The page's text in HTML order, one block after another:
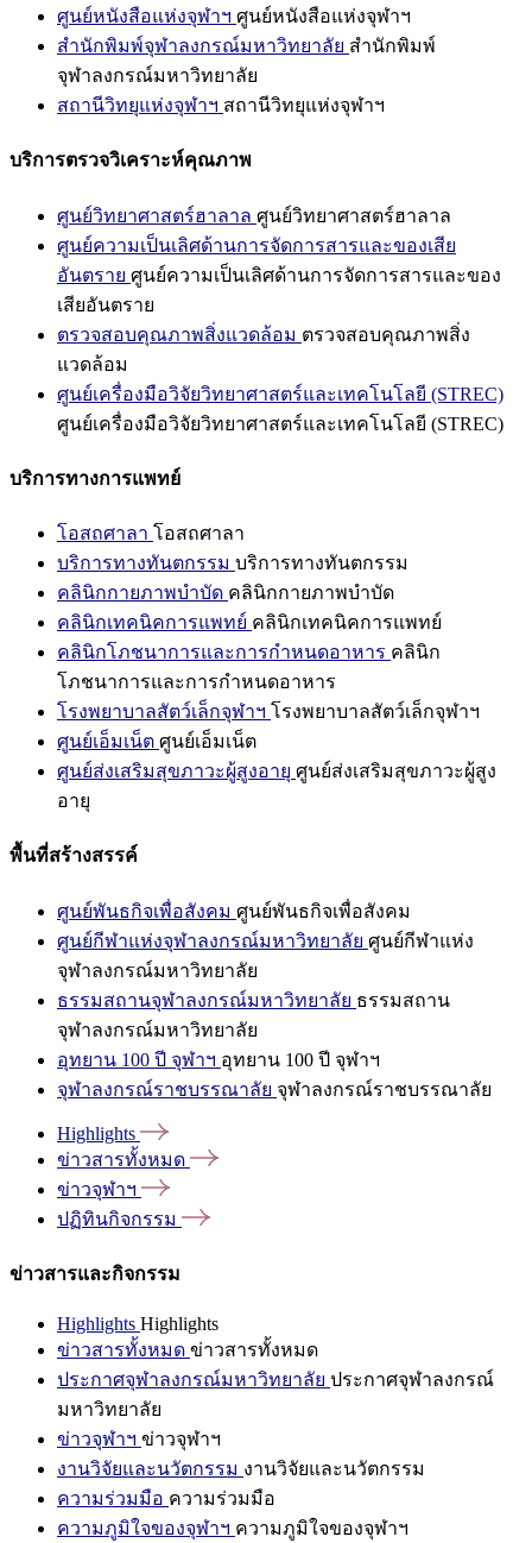
ศูนย์หนังสือแห่งจุฬาฯ ศูนย์หนังสือแห่งจุฬาฯ
สำนักพิมพ์จุฬาลงกรณ์มหาวิทยาลัย สำนักพิมพ์
จุฬาลงกรณ์มหาวิทยาลัย
สถานีวิทยุแห่งจุฬาฯ สถานีวิทยุแห่งจุฬาฯ
บริการตรวจวิเคราะห์คุณภาพ
ศูนย์วิทยาศาสตร์ฮาลาล ศูนย์วิทยาศาสตร์ฮาลาล
ศูนย์ความเป็นเลิศด้านการจัดการสารและของเสีย
อันตราย ศูนย์ความเป็นเลิศด้านการจัดการสารและของ
เสียอันตราย
ตรวจสอบคุณภาพสิ่งแวดล้อม ตรวจสอบคุณภาพสิ่ง
แวดล้อม
ศูนย์เครื่องมือวิจัยวิทยาศาสตร์และเทคโนโลยี (STREC)
ศูนย์เครื่องมือวิจัยวิทยาศาสตร์และเทคโนโลยี (STREC)
บริการทางการแพทย์
โอสถศาลา โอสถศาลา
บริการทางทันตกรรม บริการทางทันตกรรม
คลินิกกายภาพบำบัด คลินิกกายภาพบำบัด
คลินิกเทคนิคการแพทย์ คลินิกเทคนิคการแพทย์
คลินิกโภชนาการและการกำหนดอาหาร คลินิก
โภชนาการและการกำหนดอาหาร
โรงพยาบาลสัตว์เล็กจุฬาฯ โรงพยาบาลสัตว์เล็กจุฬาฯ
ศูนย์เอ็มเน็ต ศูนย์เอ็มเน็ต
ศูนย์ส่งเสริมสุขภาวะผู้สูงอายุ ศูนย์ส่งเสริมสุขภาวะผู้สูง
อายุ
พื้นที่สร้างสรรค์
ศูนย์พันธกิจเพื่อสังคม ศูนย์พันธกิจเพื่อสังคม
ศูนย์กีฬาแห่งจุฬาลงกรณ์มหาวิทยาลัย ศูนย์กีฬาแห่ง
จุฬาลงกรณ์มหาวิทยาลัย
ธรรมสถานจุฬาลงกรณ์มหาวิทยาลัย ธรรมสถาน
จุฬาลงกรณ์มหาวิทยาลัย
อุทยาน 100 ปี จุฬาฯ อุทยาน 100 ปี จุฬาฯ
จุฬาลงกรณ์ราชบรรณาลัย จุฬาลงกรณ์ราชบรรณาลัย
Highlights
ข่าวสารทั้งหมด
ข่าวจุฬาฯ
ปฏิทินกิจกรรม
ข่าวสารและกิจกรรม
Highlights Highlights
ข่าวสารทั้งหมด ข่าวสารทั้งหมด
ประกาศจุฬาลงกรณ์มหาวิทยาลัย ประกาศจุฬาลงกรณ์
มหาวิทยาลัย
ข่าวจุฬาฯ ข่าวจุฬาฯ
งานวิจัยและนวัตกรรม งานวิจัยและนวัตกรรม
ความร่วมมือ ความร่วมมือ
ความภูมิใจของจุฬาฯ ความภูมิใจของจุฬาฯ